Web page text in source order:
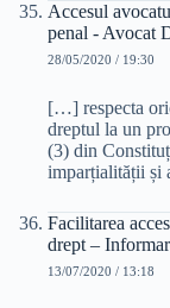
Accesul
penal - Avocat
28/05/2020 / 19:30
[…] respecta
dreptul la un
(3) din
imparțialității
Facilitarea
drept –
13/07/2020 / 13:18